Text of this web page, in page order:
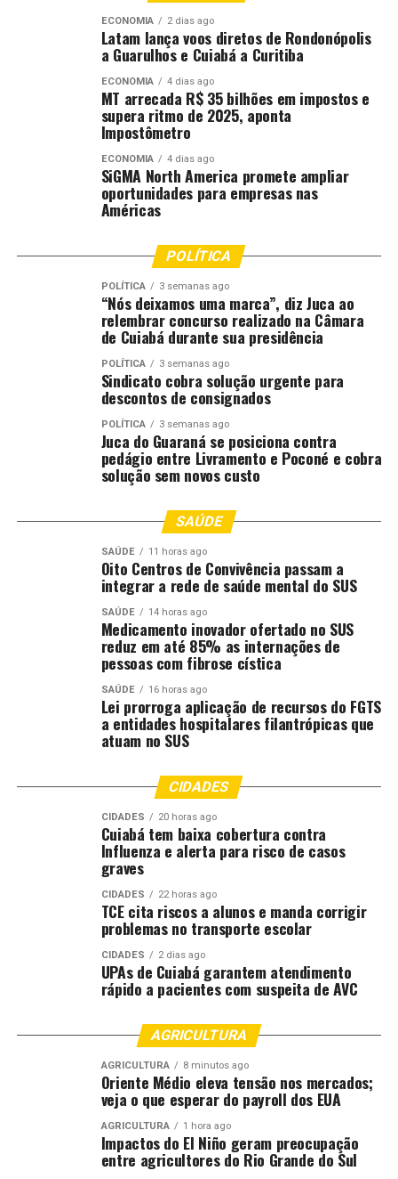
O comitê gestor do prêmio é formado por Sistema FAEP,
Instituto de Desenvolvimento Rural do Paraná (IDR-
Paraná), Sebrae/PR, Senac-PR e Sindileite-PR. De acordo
com o diretor-presidente do IDR-Paraná, Altair
Sebastião Dorigo, o trabalho conjunto inclui apoio aos
produtores na dieta dos animais, regularização das
queijarias, tecnologia dos processos e comercialização
dos produtos.
encerramento do ciclo anterior, com a apresentação do
livro da 2ª edição do prêmio, dedicado às histórias dos
produtores vencedores, à trajetória da premiação e a
conteúdos técnicos sobre produção de lácteos.
Criado para estimular a pecuária leiteira, agregar valor à
matéria-prima e projetar os derivados lácteos no
mercado nacional, o prêmio, segundo a organização,
fortalece uma cadeia produtiva presente nos 399
municípios do Paraná. As inscrições podem ser feitas
por produtores artesanais ou agroindústrias no site do
Sistema FAEP.
A fase final e a cerimônia de premiação da 3ª edição
estão marcadas para os dias 2 e 3 de junho de 2027, no
Museu Oscar Niemeyer (MON), em Curitiba, com
programação que inclui palestras técnicas, minicursos,
mesas-redondas e harmonizações gastronômicas.
agricultura.pr.gov.br
Prêmio Queijos do Paraná abre 3ª edição com
nova categoriaapareceu primeiro emCanal Rural.
RELATED TOPICS: 3ª ABRE AGRICULTURA
CATEGORIA
EDIÇÃO
Governo de Roraima projeta crescimento de 9,4% na
área plantada de soja em 2026
Esgotamento da cota chinesa não deve travar
ECONOMIA 2 dias ago
Latam lança voos diretos de Rondonópolis
a Guarulhos e Cuiabá a Curitiba
ECONOMIA 4 dias ago
MT arrecada R$ 35 bilhões em impostos e
supera ritmo de 2025, aponta
Impostômetro
ECONOMIA 4 dias ago
SiGMA North America promete ampliar
oportunidades para empresas nas
Américas
POLÍTICA
POLÍTICA 3 semanas ago
“Nós deixamos uma marca”, diz Juca ao
relembrar concurso realizado na Câmara
de Cuiabá durante sua presidência
POLÍTICA 3 semanas ago
Sindicato cobra solução urgente para
descontos de consignados
POLÍTICA 3 semanas ago
Juca do Guaraná se posiciona contra
pedágio entre Livramento e Poconé e cobra
solução sem novos custo
SAÚDE
SAÚDE 11 horas ago
Oito Centros de Convivência passam a
integrar a rede de saúde mental do SUS
SAÚDE 14 horas ago
Medicamento inovador ofertado no SUS
reduz em até 85% as internações de
pessoas com fibrose cística
SAÚDE 16 horas ago
Lei prorroga aplicação de recursos do FGTS
a entidades hospitalares filantrópicas que
atuam no SUS
CIDADES
CIDADES 20 horas ago
Cuiabá tem baixa cobertura contra
Influenza e alerta para risco de casos
graves
CIDADES 22 horas ago
TCE cita riscos a alunos e manda corrigir
problemas no transporte escolar
CIDADES 2 dias ago
UPAs de Cuiabá garantem atendimento
rápido a pacientes com suspeita de AVC
AGRICULTURA
AGRICULTURA 8 minutos ago
Oriente Médio eleva tensão nos mercados;
veja o que esperar do payroll dos EUA
AGRICULTURA 1 hora ago
Impactos do El Niño geram preocupação
entre agricultores do Rio Grande do Sul